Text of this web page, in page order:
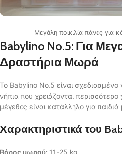
Μεγάλη ποικιλία πάνες για
Babylino No.5: Για
Δραστήρια Μωρά
Το Babylino No.5 είναι
νήπια που χρειάζονται
μέγεθος είναι κατάλληλο για
Χαρακτηριστικά του
Βάρος μωρού: 11-25 kg